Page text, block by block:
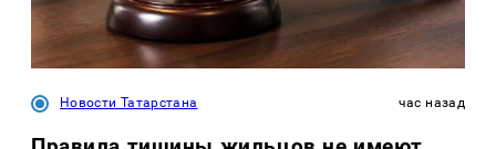
Новости Татарстана час назад